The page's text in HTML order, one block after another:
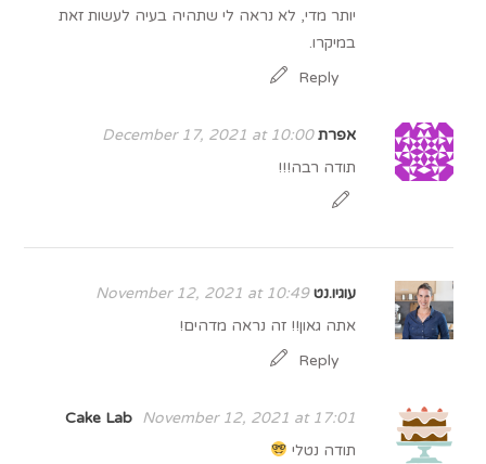
יותר מדי, לא נראה לי שתהיה בעיה לעשות זאת
במיקרו.
Reply
אפרת December 17, 2021 at 10:00
תודה רבה!!!
עוגיו.נט November 12, 2021 at 10:49
אתה גאון!! זה נראה מדהים!
Reply
Cake Lab
November 12, 2021 at 17:01
תודה נטלי